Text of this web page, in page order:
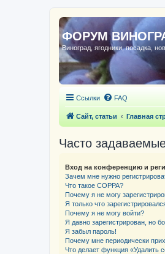
ФОРУМ
Виноград, ягодники, посадка,
Ссылки FAQ
Сайт, статьи Главная
Часто
Вход на конференцию и
Зачем мне нужно
Что такое COPPA?
Почему я не могу
Я только что
Почему я не могу войти?
Я давно зарегистрирован, но
Я забыл пароль!
Почему мне периодически
Что делает функция «Удалить